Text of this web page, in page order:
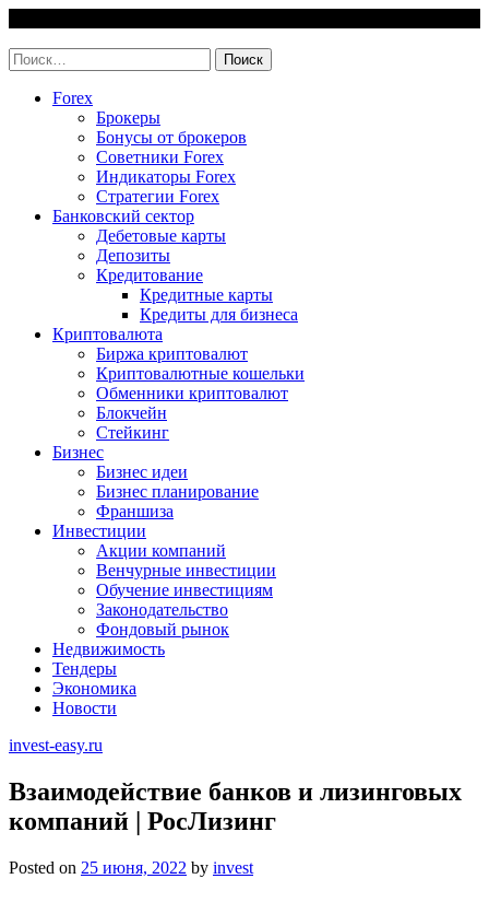
content
Найти:
Forex
Брокеры
Бонусы от брокеров
Советники Forex
Индикаторы Forex
Стратегии Forex
Банковский сектор
Дебетовые карты
Депозиты
Кредитование
Кредитные карты
Кредиты для бизнеса
Криптовалюта
Биржа криптовалют
Криптовалютные кошельки
Обменники криптовалют
Блокчейн
Стейкинг
Бизнес
Бизнес идеи
Бизнес планирование
Франшиза
Инвестиции
Акции компаний
Венчурные инвестиции
Обучение инвестициям
Законодательство
Фондовый рынок
Недвижимость
Тендеры
Экономика
Новости
invest-easy.ru
Взаимодействие банков и лизинговых
компаний | РосЛизинг
Posted on 25 июня, 2022 by invest